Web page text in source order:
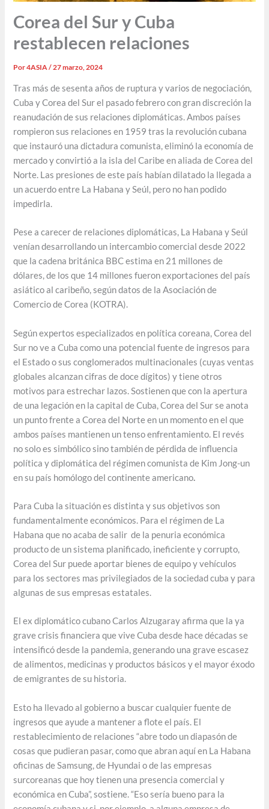
Corea del Sur y Cuba
restablecen relaciones
Por4ASIA/27 marzo, 2024
Tras más de sesenta años de ruptura y varios de negociación,
Cuba y Corea del Sur el pasado febrero con gran discreción la
reanudación de sus relaciones diplomáticas. Ambos países
rompieron sus relaciones en 1959 tras la revolución cubana
que instauró una dictadura comunista, eliminó la economía de
mercado y convirtió a la isla del Caribe en aliada de Corea del
Norte. Las presiones de este país habían dilatado la llegada a
un acuerdo entre La Habana y Seúl, pero no han podido
impedirla.
Pese a carecer de relaciones diplomáticas, La Habana y Seúl
venían desarrollando un intercambio comercial desde 2022
que la cadena británica BBC estima en 21 millones de
dólares, de los que 14 millones fueron exportaciones del país
asiático al caribeño, según datos de la Asociación de
Comercio de Corea (KOTRA).
Según expertos especializados en política coreana, Corea del
Sur no ve a Cuba como una potencial fuente de ingresos para
el Estado o sus conglomerados multinacionales (cuyas ventas
globales alcanzan cifras de doce dígitos) y tiene otros
motivos para estrechar lazos. Sostienen que con la apertura
de una legación en la capital de Cuba, Corea del Sur se anota
un punto frente a Corea del Norte en un momento en el que
ambos países mantienen un tenso enfrentamiento. El revés
no solo es simbólico sino también de pérdida de influencia
política y diplomática del régimen comunista de Kim Jong-un
en su país homólogo del continente americano.
Para Cuba la situación es distinta y sus objetivos son
fundamentalmente económicos. Para el régimen de La
Habana que no acaba de salir de la penuria económica
producto de un sistema planificado, ineficiente y corrupto,
Corea del Sur puede aportar bienes de equipo y vehículos
para los sectores mas privilegiados de la sociedad cuba y para
algunas de sus empresas estatales.
El ex diplomático cubano Carlos Alzugaray afirma que la ya
grave crisis financiera que vive Cuba desde hace décadas se
intensificó desde la pandemia, generando una grave escasez
de alimentos, medicinas y productos básicos y el mayor éxodo
de emigrantes de su historia.
Esto ha llevado al gobierno a buscar cualquier fuente de
ingresos que ayude a mantener a flote el país. El
restablecimiento de relaciones “abre todo un diapasón de
cosas que pudieran pasar, como que abran aquí en La Habana
oficinas de Samsung, de Hyundai o de las empresas
surcoreanas que hoy tienen una presencia comercial y
económica en Cuba”, sostiene. “Eso sería bueno para la